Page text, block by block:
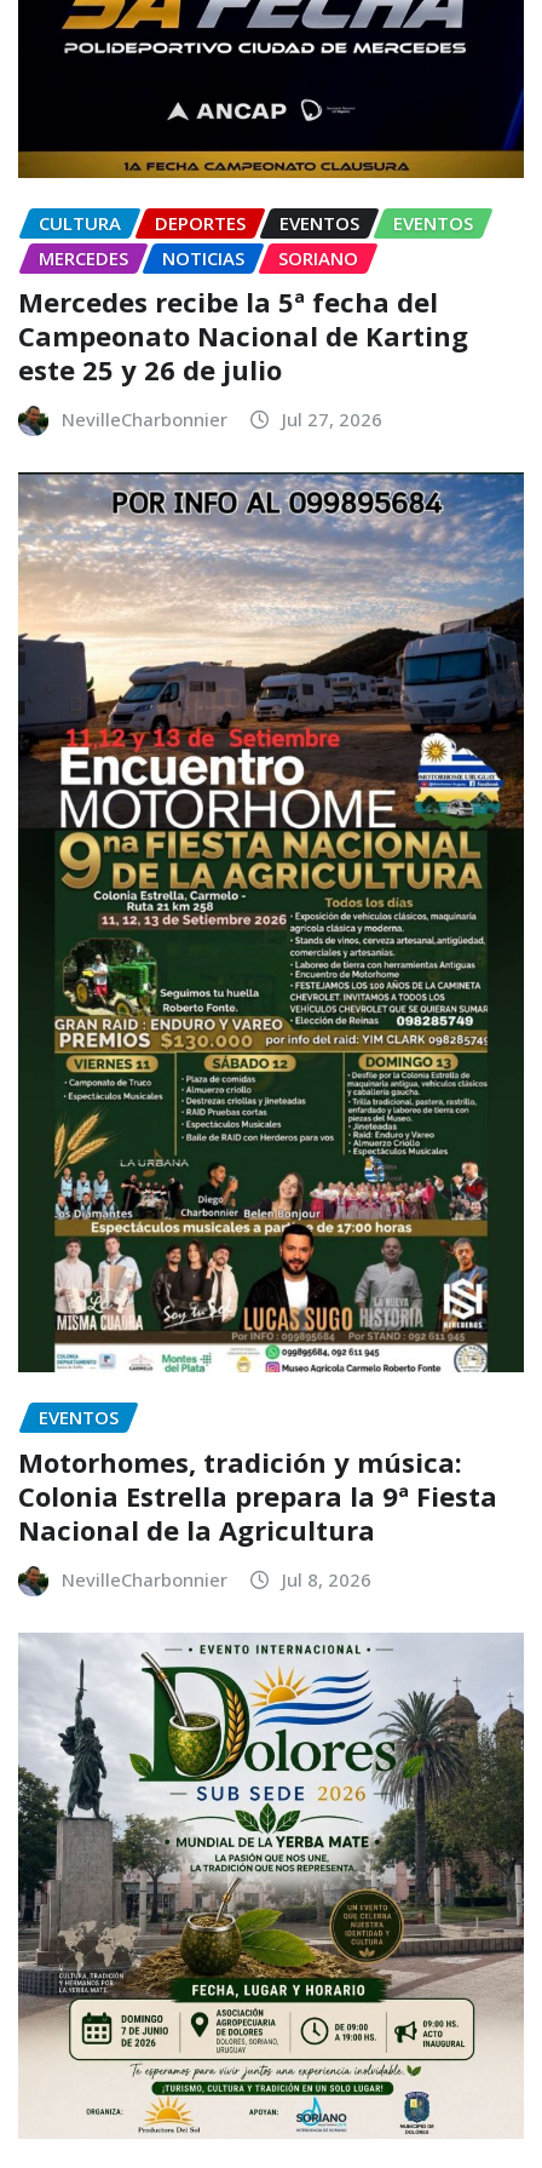
CULTURA DEPORTES EVENTOS
EVENTOS
MERCEDES
NOTICIAS SORIANO
Mercedes recibe la 5ª fecha del
Campeonato Nacional de Karting
este 25 y 26 de julio
NevilleCharbonnier Jul 27, 2026
EVENTOS
Motorhomes, tradición y música:
Colonia Estrella prepara la 9ª Fiesta
Nacional de la Agricultura
NevilleCharbonnier Jul 8, 2026